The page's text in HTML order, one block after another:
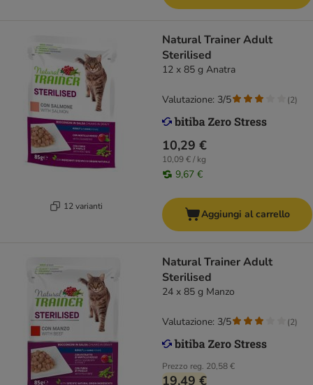
12 varianti
Natural Trainer Adult
Sterilised
12 x 85 g Anatra
10,29 €
10,09 € / kg
9,67 €
Valutazione: 3/5 (2)
Aggiungi al carrello
Natural Trainer Adult
Sterilised
24 x 85 g Manzo
Prezzo reg. 20,58 €
19,49 €
Valutazione: 3/5 (2)